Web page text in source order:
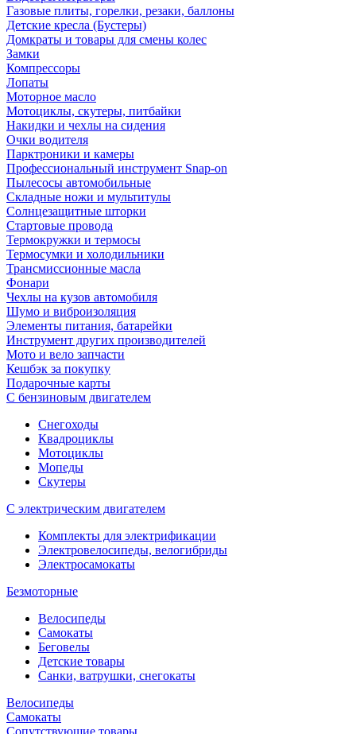
Газовые плиты, горелки, резаки, баллоны
Детские кресла (Бустеры)
Домкраты и товары для смены колес
Замки
Компрессоры
Лопаты
Моторное масло
Мотоциклы, скутеры, питбайки
Накидки и чехлы на сидения
Очки водителя
Парктроники и камеры
Профессиональный инструмент Snap-on
Пылесосы автомобильные
Складные ножи и мультитулы
Солнцезащитные шторки
Стартовые провода
Термокружки и термосы
Термосумки и холодильники
Трансмиссионные масла
Фонари
Чехлы на кузов автомобиля
Шумо и виброизоляция
Элементы питания, батарейки
Инструмент других производителей
Мото и вело запчасти
Кешбэк за покупку
Подарочные карты
С бензиновым двигателем
Снегоходы
Квадроциклы
Мотоциклы
Мопеды
Скутеры
С электрическим двигателем
Комплекты для электрификации
Электровелосипеды, велогибриды
Электросамокаты
Безмоторные
Велосипеды
Самокаты
Беговелы
Детские товары
Санки, ватрушки, снегокаты
Велосипеды
Самокаты